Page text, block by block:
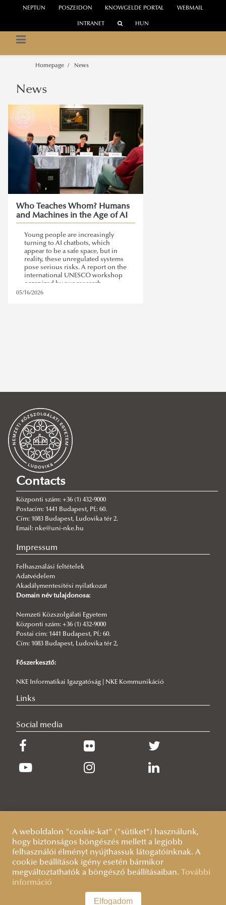
WEBMAIL
NEPTUN POSZEIDON KNOWGELDE PORTAL
INTRANET HUN
Homepage News
News
Who Teaches Whom? Humans
and Machines in the Age of AI
Young people are increasingly
turning to AI chatbots, which
appear to be a safe space, but in
reality, these unregulated systems
pose serious risks. A report on the
international UNESCO workshop
organized by our research
institute.
05/16/2026
Contacts
Központi szám: +36 (1) 432-9000
Postacím: 1441 Budapest, Pf.: 60.
Cím: 1083 Budapest, Ludovika tér 2.
Email: nke@uni-nke.hu
Impressum
Felhasználási feltételek
Adatvédelem
Akadálymentesítési nyilatkozat
Domain név tulajdonosa:
Nemzeti Közszolgálati Egyetem
Központi szám: +36 (1) 432-9000
Postai cím: 1441 Budapest, Pf.: 60.
Cím: 1083 Budapest, Ludovika tér 2,
Főszerkesztő:
NKE Informatikai Igazgatóság | NKE Kommunikáció
Links
Social media
A weboldalon "cookie-kat" ("sütiket") használunk,
hogy biztonságos böngészés mellett a legjobb
felhasználói élményt nyújthassuk látogatóinknak. A
cookie beállítások igény esetén bármikor
megváltoztathatók a böngésző beállításaiban.
További
információ
Elfogadom